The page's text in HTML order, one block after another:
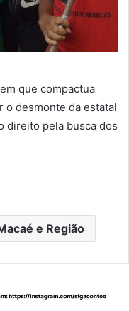
que compactua
o desmonte da estatal
direito pela busca dos
e Região